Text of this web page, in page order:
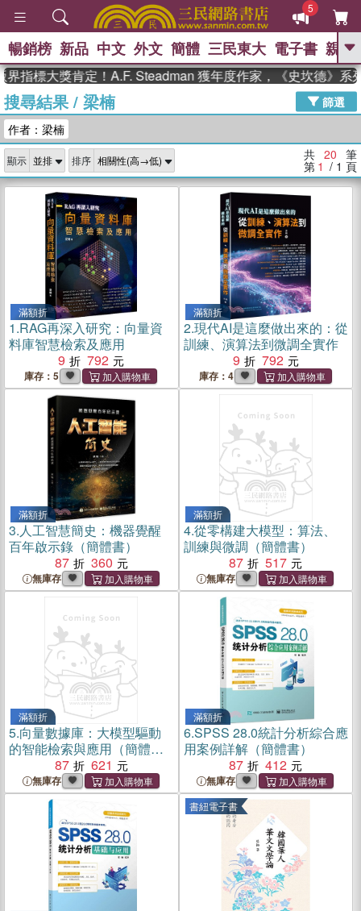
5
GO
高希均教授回憶錄
、 The Odyssey 、 父親節 、 如果歷
獎 臺灣漫遊錄 、 方念華 、 台灣的李
登輝時代
數學女孩：黎曼猜想 、
偉大的迷走神經
暢銷榜 新品 中文 外文 簡體 三民東大 電子書 親子
標大獎肯定！A.F. Steadman 獲年度作家，《史坎德》系列
搜尋結果/ 梁楠
篩選
作者：梁楠
顯示 排序 共 20 筆
第 1 / 1 頁
滿額折
1.RAG再深入研究：向量資
料庫智慧檢索及應用
9
792
庫存：5
滿額折
2.現代AI是這麼做出來的：從
訓練、演算法到微調全實作
9
792
庫存：4
滿額折
3.人工智慧簡史：機器覺醒
百年啟示錄（簡體書）
87
360
無庫存
滿額折
4.從零構建大模型：算法、
訓練與微調（簡體書）
87
517
無庫存
滿額折
5.向量數據庫：大模型驅動
的智能檢索與應用（簡體
87 621
無庫存
滿額折
6.SPSS 28.0統計分析綜合應
用案例詳解（簡體書）
87
412
無庫存
書紐電子書